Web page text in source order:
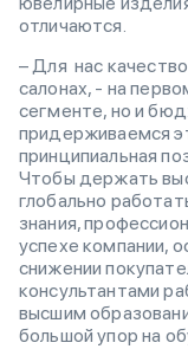
отличаются.
– Для нас
салонах, - на
сегменте, но и
придерживаемся
принципиальная
Чтобы держать
глобально
знания,
успехе компании,
снижении
консультантами
высшим
большой упор на